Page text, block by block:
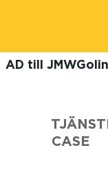
AD till JMWGolin
CASE